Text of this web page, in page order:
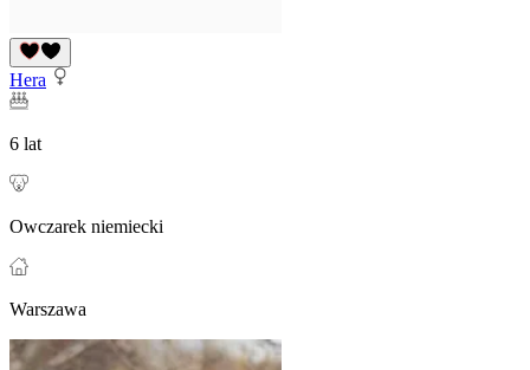
Hera
6 lat
Owczarek niemiecki
Warszawa